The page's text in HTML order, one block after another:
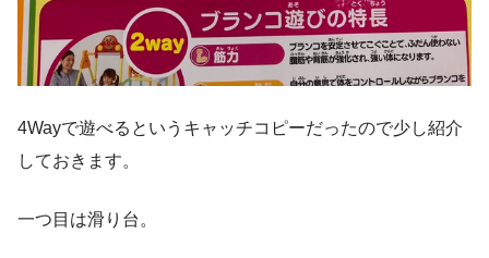
4Wayで遊べるというキャッチコピーだったので少し紹介
しておきます。
一つ目は滑り台。